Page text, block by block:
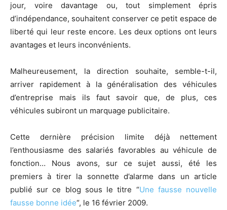
jour, voire davantage ou, tout simplement épris
d’indépendance, souhaitent conserver ce petit espace de
liberté qui leur reste encore. Les deux options ont leurs
avantages et leurs inconvénients.
Malheureusement, la direction souhaite, semble-t-il,
arriver rapidement à la généralisation des véhicules
d’entreprise mais ils faut savoir que, de plus, ces
véhicules subiront un marquage publicitaire.
Cette dernière précision limite déjà nettement
l’enthousiasme des salariés favorables au véhicule de
fonction… Nous avons, sur ce sujet aussi, été les
premiers à tirer la sonnette d’alarme dans un article
publié sur ce blog sous le titre “Une fausse nouvelle
fausse bonne idée“, le 16 février 2009.